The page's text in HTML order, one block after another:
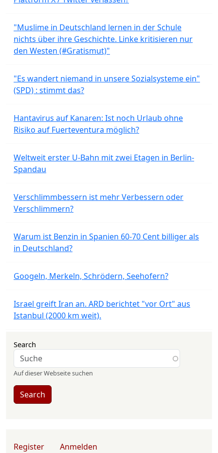
"Muslime in Deutschland lernen in der Schule
nichts über ihre Geschichte. Linke kritisieren nur
den Westen (#Gratismut)"
"Es wandert niemand in unsere Sozialsysteme ein"
(SPD) : stimmt das?
Hantavirus auf Kanaren: Ist noch Urlaub ohne
Risiko auf Fuerteventura möglich?
Weltweit erster U-Bahn mit zwei Etagen in Berlin-
Spandau
Verschlimmbessern ist mehr Verbessern oder
Verschlimmern?
Warum ist Benzin in Spanien 60-70 Cent billiger als
in Deutschland?
Googeln, Merkeln, Schrödern, Seehofern?
Israel greift Iran an. ARD berichtet "vor Ort" aus
Istanbul (2000 km weit).
Search
Auf dieser Webseite suchen
Search
User account menu
Register Anmelden